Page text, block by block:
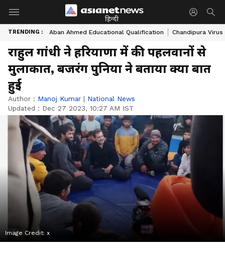
हिन्दी
TRENDING : Aban Ahmed Educational Qualification Chandipura
राहुल गांधी ने हरियाणा में की पहलवानों से
मुलाकात, बजरंग पुनिया ने बताया क्या बात
हुई
Author : Manoj Kumar | National News
Updated : Dec 27 2023, 10:27 AM IST
Image Credit: x